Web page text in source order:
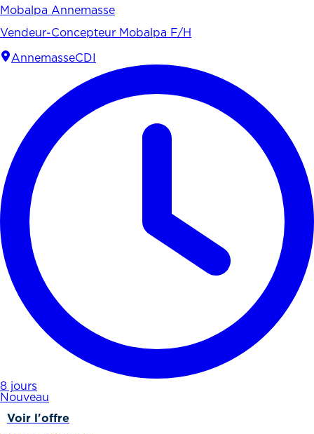
Mobalpa Annemasse
Vendeur-Concepteur Mobalpa F/H
AnnemasseCDI
8 jours
Nouveau
Voir l'offre